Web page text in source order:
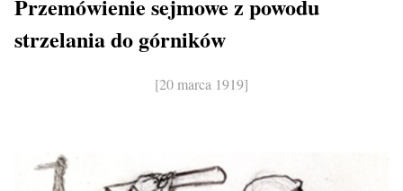
Przemówienie sejmowe z powodu
strzelania do górników
[20 marca 1919]